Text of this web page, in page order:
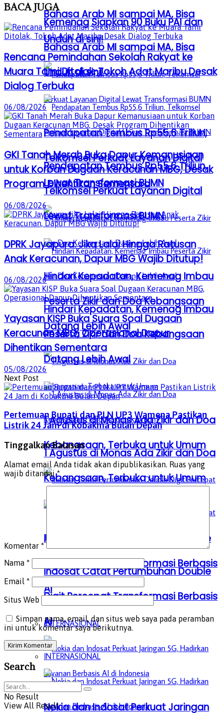
Bahasa Arab MI sampai MA, Bisa
Unduh di sini!
Pendapatan Tembus Rp55,6 Triliun,
Telkomsel Perkuat Layanan Digital
Lewat Transformasi BUMN
Hindari Kepadatan, Kemenag Imbau
Peserta Zikir dan Doa Kebangsaan
Datang Lebih Awal
1 Agustus di Monas Ada Zikir dan Doa
Kebangsaan, Terbuka untuk Umum
Indosat Catat Pertumbuhan Double
Digit Percepat Transformasi Berbasis
AI
INTERNASIONAL
Nokia dan Indosat Perkuat Jaringan
Kemenag Siapkan 90 Buku PAI dan
Bahasa Arab MI sampai MA, Bisa
Unduh di sini!
Pendapatan Tembus Rp55,6 Triliun,
Telkomsel Perkuat Layanan Digital
Lewat Transformasi BUMN
Hindari Kepadatan, Kemenag Imbau
Peserta Zikir dan Doa Kebangsaan
Datang Lebih Awal
1 Agustus di Monas Ada Zikir dan Doa
Kebangsaan, Terbuka untuk Umum
Indosat Catat Pertumbuhan Double
Digit Percepat Transformasi Berbasis
AI
INTERNASIONAL
BACAJUGA
Rencana Pemindahan Sekolah Rakyat ke
Muara Tami Ditolak, Tokoh Adat Maribu Desak
Dialog Terbuka
06/08/2026
GKI Tanah Merah Buka Dapur Kemanusiaan
untuk Korban Dugaan Keracunan MBG, Desak
Program Dihentikan Sementara
06/08/2026
DPRK Jayapura: Jika Lalai Hingga Ratusan
Anak Keracunan, Dapur MBG Wajib Ditutup!
06/08/2026
Yayasan KISP Buka Suara Soal Dugaan
Keracunan MBG, Operasional Dapur
Dihentikan Sementara
05/08/2026
Next Post
Pertemuan Bupati dan PLN UP3 Wamena Pastikan
Listrik 24 Jam di Kobakma Bulan Depan
Tinggalkan Balasan
Alamat email Anda tidak akan dipublikasikan. Ruas yang
wajib ditandai*
Komentar *
Nama *
Email *
Situs Web
Simpan nama, email, dan situs web saya pada peramban
ini untuk komentar saya berikutnya.
Search
No Result
View All Result